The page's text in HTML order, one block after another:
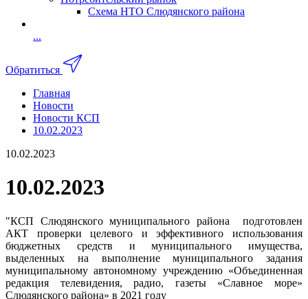
Схема НТО Слюдянского района
...
Обратиться
Главная
Новости
Новости КСП
10.02.2023
10.02.2023
10.02.2023
"КСП Слюдянского муниципального района подготовлен
АКТ проверки целевого и эффективного использования
бюджетных средств и муниципального имущества,
выделенных на выполнение муниципального задания
муниципальному автономному учреждению «Объединенная
редакция телевидения, радио, газеты «Славное море»
Слюдянского района» в 2021 году